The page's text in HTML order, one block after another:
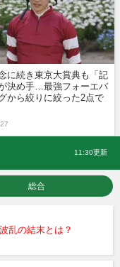
に続き東京大賞典も「記
決め手…最強フォーエバ
から絞りに絞った2点で
11:30更新
総合
乱の結末とは？